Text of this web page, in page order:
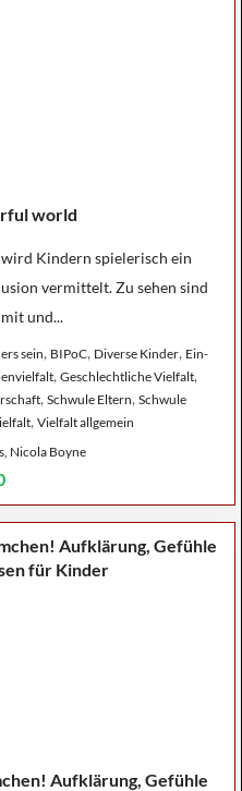
world
Kindern spielerisch ein
vermittelt. Zu sehen sind
und...
sein, BIPoC, Diverse Kinder, Ein-
, Geschlechtliche Vielfalt,
, Schwule Eltern, Schwule
, Vielfalt allgemein
Nicola Boyne
Aufklärung, Gefühle